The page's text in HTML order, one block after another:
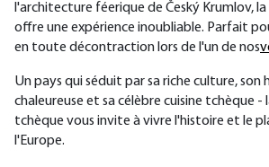
l'architecture féerique de Český Krumlov,
offre une expérience inoubliable. Parfait
en toute décontraction lors de l'un de nos
Un pays qui séduit par sa riche culture, son
chaleureuse et sa célèbre cuisine tchèque -
tchèque vous invite à vivre l'histoire et le
l'Europe.